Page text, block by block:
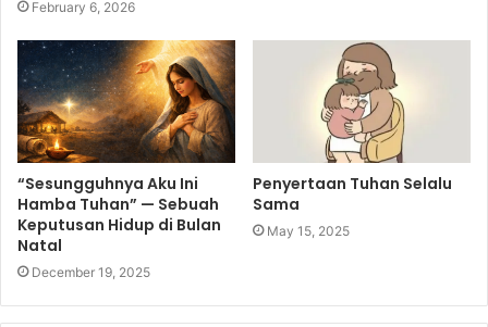
February 6, 2026
“Sesungguhnya Aku Ini
Hamba Tuhan” — Sebuah
Keputusan Hidup di Bulan
Natal
December 19, 2025
Penyertaan Tuhan Selalu
Sama
May 15, 2025